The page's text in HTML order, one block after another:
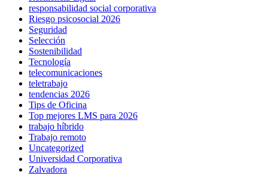
responsabilidad social corporativa
Riesgo psicosocial 2026
Seguridad
Selección
Sostenibilidad
Tecnología
telecomunicaciones
teletrabajo
tendencias 2026
Tips de Oficina
Top mejores LMS para 2026
trabajo híbrido
Trabajo remoto
Uncategorized
Universidad Corporativa
Zalvadora